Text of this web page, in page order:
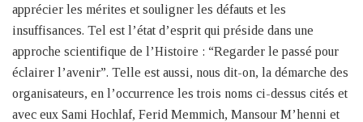
apprécier les mérites et souligner les défauts et les
insuffisances. Tel est l’état d’esprit qui préside dans une
approche scientifique de l’Histoire : “Regarder le passé pour
éclairer l’avenir”. Telle est aussi, nous dit-on, la démarche des
organisateurs, en l’occurrence les trois noms ci-dessus cités et
avec eux Sami Hochlaf, Ferid Memmich, Mansour M’henni et